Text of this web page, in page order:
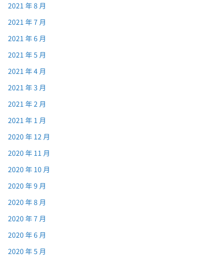
2021 年 8 月
2021 年 7 月
2021 年 6 月
2021 年 5 月
2021 年 4 月
2021 年 3 月
2021 年 2 月
2021 年 1 月
2020 年 12 月
2020 年 11 月
2020 年 10 月
2020 年 9 月
2020 年 8 月
2020 年 7 月
2020 年 6 月
2020 年 5 月